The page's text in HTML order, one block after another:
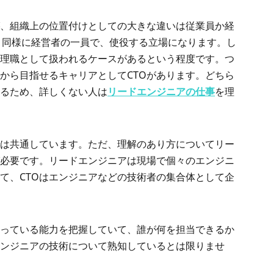
組織上の位置付けとしての大きな違いは従業員か経
様に経営者の一員で、使役する立場になります。し
職として扱われるケースがあるという程度です。つ
ら目指せるキャリアとしてCTOがあります。どちら
ため、詳しくない人はリードエンジニアの仕事を理
共通しています。ただ、理解のあり方についてリー
要です。リードエンジニアは現場で個々のエンジニ
、CTOはエンジニアなどの技術者の集合体として企
ている能力を把握していて、誰が何を担当できるか
ジニアの技術について熟知しているとは限りませ